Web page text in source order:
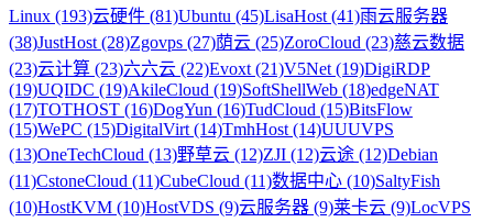
Linux (193)云硬件 (81)Ubuntu (45)LisaHost (41)雨云服务器
(38)JustHost (28)Zgovps (27)荫云 (25)ZoroCloud (23)慈云数据
(23)云计算 (23)六六云 (22)Evoxt (21)V5Net (19)DigiRDP
(19)UQIDC (19)AkileCloud (19)SoftShellWeb (18)edgeNAT
(17)TOTHOST (16)DogYun (16)TudCloud (15)BitsFlow
(15)WePC (15)DigitalVirt (14)TmhHost (14)UUUVPS
(13)OneTechCloud (13)野草云 (12)ZJI (12)云途 (12)Debian
(11)CstoneCloud (11)CubeCloud (11)数据中心 (10)SaltyFish
(10)HostKVM (10)HostVDS (9)云服务器 (9)莱卡云 (9)LocVPS